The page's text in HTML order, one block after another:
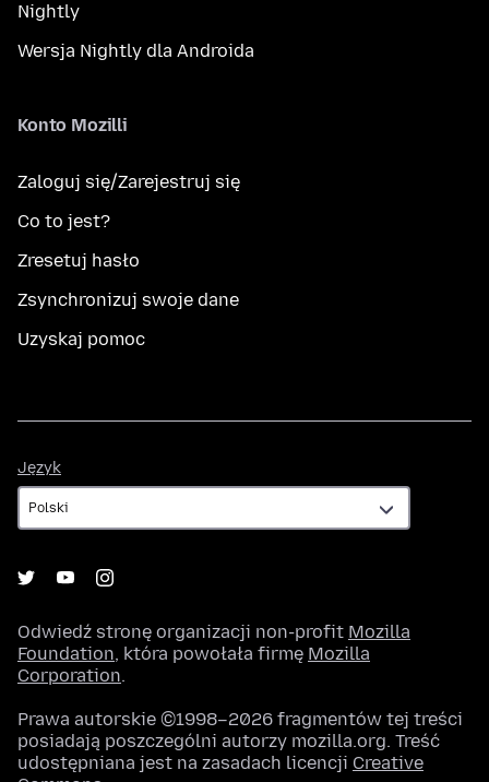
Nightly
Wersja Nightly dla Androida
Konto Mozilli
Zaloguj się/Zarejestruj się
Co to jest?
Zresetuj hasło
Zsynchronizuj swoje dane
Uzyskaj pomoc
Język
Odwiedź stronę organizacji non-profit Mozilla
Foundation, która powołała firmę Mozilla
Corporation.
Prawa autorskie ©1998–2026 fragmentów tej treści
posiadają poszczególni autorzy mozilla.org. Treść
udostępniana jest na zasadach licencji Creative